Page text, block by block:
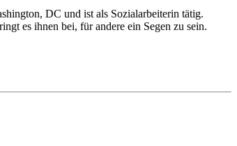
DC und ist als Sozialarbeiterin tätig.
es ihnen bei, für andere ein Segen zu sein.